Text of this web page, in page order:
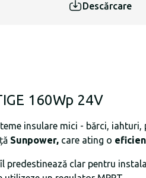
Descărcare
160Wp 24V
insulare mici - bărci,
Sunpower, care ating o
predestinează clar pentru